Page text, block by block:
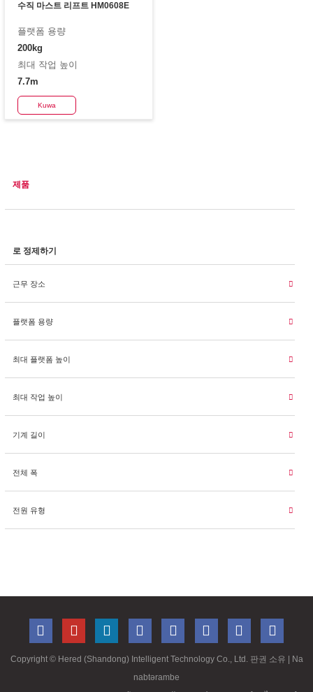
제품
로 정제하기
근무 장소
플랫폼 용량
최대 플랫폼 높이
최대 작업 높이
기계 길이
전체 폭
전원 유형
수직 마스트 리프트 HM0608E
플랫폼 용량
200kg
최대 작업 높이
7.7m
Kuwa
Copyright © Hered (Shandong) Intelligent Technology Co., Ltd. 판권 소유 | Na
nabtərambe